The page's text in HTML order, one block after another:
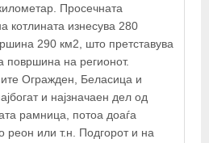
Просечната
котлината изнесува 280
290 км2, што претставува
површина на регионот.
Огражден, Беласица и
и најзначаен дел од
рамница, потоа доаѓа
реон или т.н. Подгорот и на